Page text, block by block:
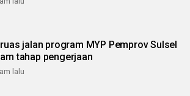
jalan program MYP Pemprov Sulsel
tahap pengerjaan
lalu